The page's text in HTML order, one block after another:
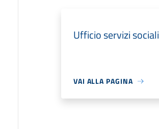
Ufficio servizi sociali
VAI ALLA PAGINA